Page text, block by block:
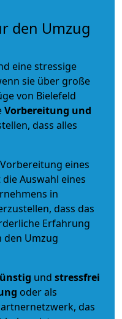
den Umzug
eine stressige
sie über große
von Bielefeld
Vorbereitung und
dass alles
eines
Auswahl eines
in
dass das
Erfahrung
Umzug
und stressfrei
oder als
das